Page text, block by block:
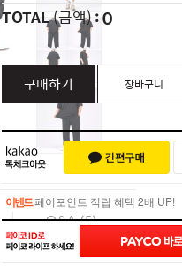
TOTAL(금액) 0
구매하기 장바구니
이벤트페이포인트 적립 혜택 2배 UP!
이벤트페이포인트 적립 혜택 2배 UP!
Q&A (5)